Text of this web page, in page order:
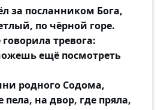
за посланником Бога,
по чёрной горе.
тревога:
ещё посмотреть
родного Содома,
на двор, где пряла,